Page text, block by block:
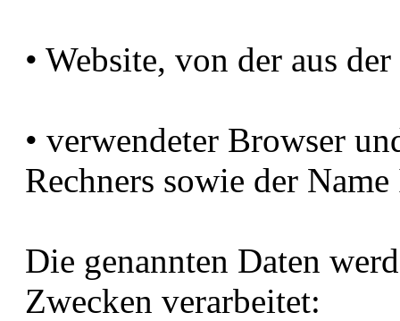
• Website, von der aus
• verwendeter Browser
Rechners sowie der
Die genannten Daten
Zwecken verarbeitet: